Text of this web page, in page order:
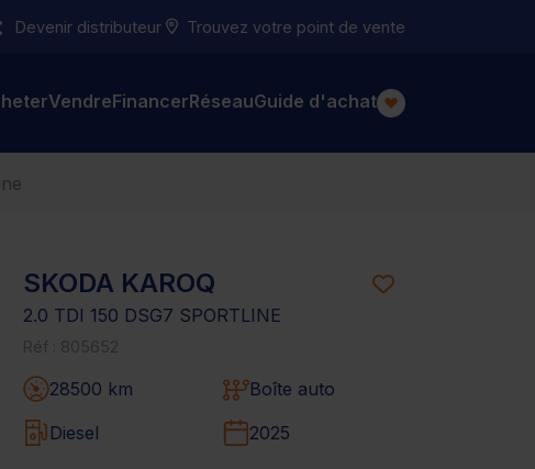
Devenir distributeur Trouvez votre point de vente
VendreFinancerRéseauGuide d'achat
SKODA KAROQ
2.0 TDI 150 DSG7 SPORTLINE
28500 km
Boîte auto
Diesel
2025